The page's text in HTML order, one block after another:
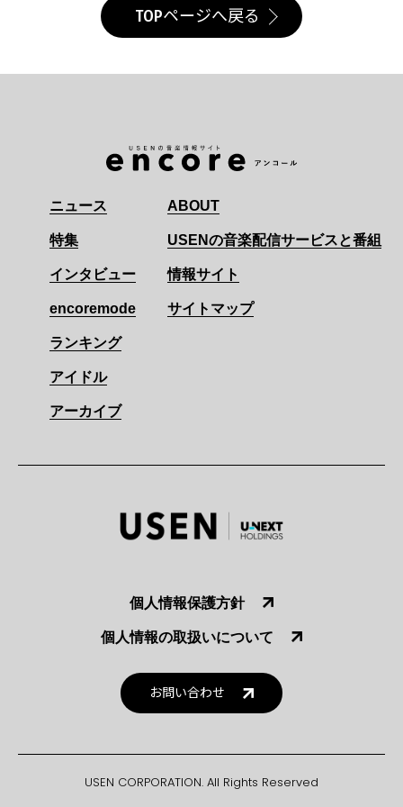
TOPページへ戻る
ニュース
特集
インタビュー
encoremode
ランキング
アイドル
アーカイブ
ABOUT
USENの音楽配信サービスと番組
情報サイト
サイトマップ
個人情報保護方針
個人情報の取扱いについて
お問い合わせ
USEN CORPORATION. All Rights Reserved